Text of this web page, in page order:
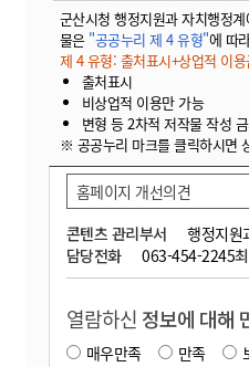
군산시청 행정지원과 자치행정
물은 "공공누리 제 4 유형"에 따
제 4 유형: 출처표시+상업적 이
출처표시
비상업적 이용만 가능
변형 등 2차적 저작물 작성
※ 공공누리 마크를 클릭하시면
콘텐츠 관리부서
행정지원
담당전화
063-454-2245
홈페이지 개선의견
열람하신 정보에 대해
매우만족 만족